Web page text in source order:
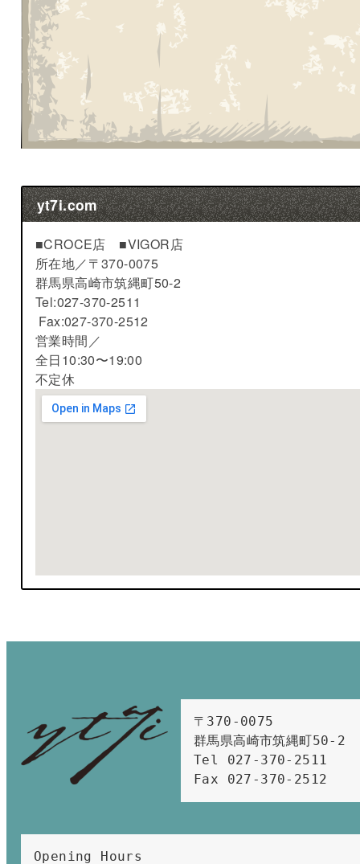
yt7i.com
■CROCE店 ■VIGOR店
所在地／〒370-0075
群馬県高崎市筑縄町50-2
Tel:027-370-2511
Fax:027-370-2512
営業時間／
全日10:30〜19:00
不定休
〒370-0075
群馬県高崎市筑縄町50-2
Tel 027-370-2511
Fax 027-370-2512
Opening Hours